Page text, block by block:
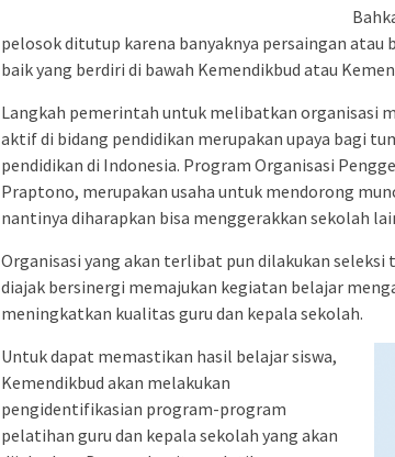
pelosok ditutup karena banyaknya persaingan
baik yang berdiri di bawah Kemendikbud atau
Langkah pemerintah untuk melibatkan organisasi
aktif di bidang pendidikan merupakan upaya bagi
pendidikan di Indonesia. Program Organisasi
Praptono, merupakan usaha untuk mendorong
nantinya diharapkan bisa menggerakkan sekolah
Organisasi yang akan terlibat pun dilakukan
diajak bersinergi memajukan kegiatan belajar
meningkatkan kualitas guru dan kepala sekolah.
Untuk dapat memastikan hasil belajar siswa,
Kemendikbud akan melakukan
pengidentifikasian program-program
pelatihan guru dan kepala sekolah yang akan